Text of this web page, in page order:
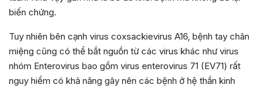
biến chứng.
Tuy nhiên bên cạnh virus coxsackievirus A16, bệnh tay chân
miệng cũng có thể bắt nguồn từ các virus khác như virus
nhóm Enterovirus bao gồm virus enterovirus 71 (EV71) rất
nguy hiểm có khả năng gây nên các bệnh ở hệ thần kinh